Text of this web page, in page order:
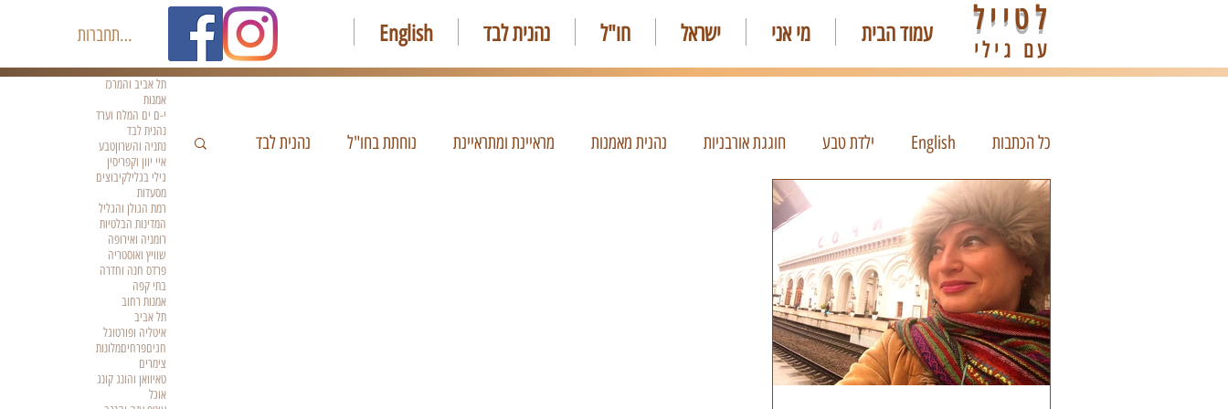
להתחברות עמוד הבית מי אני ישראל חו"ל נהנית לבד English לטייל
עם גילי
תל אביב והמרכז
אמנות
י-ם ים המלח וערד
נהנית לבד
נתניה והשרוןטבע
איי יוון וקפריסין
גילי בגלילקיבוצים
מסעדות
רמת הגולן והגליל
המדינות הבלטיות
רומניה ואירופה
שוויץ ואוסטריה
פרדס חנה וחדרה
בתי קפה
אמנות רחוב
תל אביב
איטליה ופורטוגל
חגיםפרחיםמלונות
צימרים
טאיוואן והונג קונג
אוכל
כל הכתבות English ילדת טבע חוגגת אורבניות נהנית מאמנות מראיינת ומתראיינת נוחתת בחו"ל נהנית לבד